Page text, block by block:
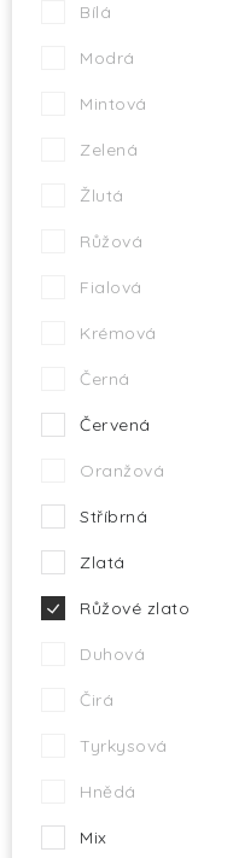
Bílá
Modrá
Mintová
Zelená
Žlutá
Růžová
Fialová
Krémová
Černá
Červená
Oranžová
Stříbrná
Zlatá
Růžové zlato
Duhová
Čirá
Tyrkysová
Hnědá
Mix